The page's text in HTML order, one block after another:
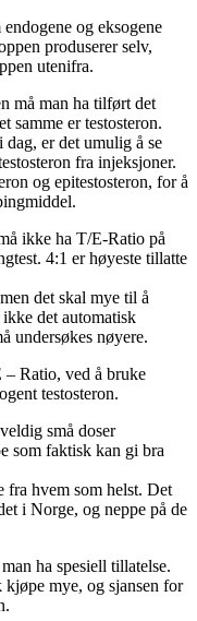
og eksogene
produserer selv,
utenifra.
må man ha tilført det
samme er testosteron.
dag, er det umulig å se
fra injeksjoner.
og epitestosteron, for å
ikke ha T/E-Ratio på
4:1 er høyeste tillatte
det skal mye til å
det automatisk
undersøkes nøyere.
Ratio, ved å bruke
testosteron.
små doser
som faktisk kan gi bra
fra hvem som helst. Det
i Norge, og neppe på de
ha spesiell tillatelse.
mye, og sjansen for